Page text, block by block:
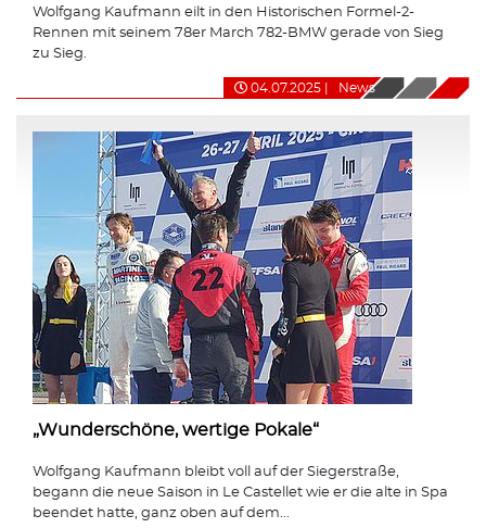
Wolfgang Kaufmann eilt in den Historischen Formel-2-
Rennen mit seinem 78er March 782-BMW gerade von Sieg
zu Sieg.
04.07.2025 News
„Wunderschöne, wertige Pokale“
Wolfgang Kaufmann bleibt voll auf der Siegerstraße,
begann die neue Saison in Le Castellet wie er die alte in Spa
beendet hatte, ganz oben auf dem...